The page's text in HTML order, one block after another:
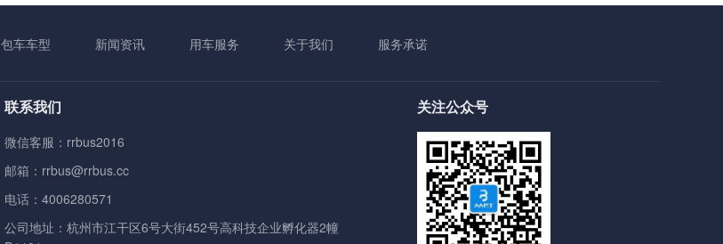
包车车型 新闻资讯 用车服务 关于我们 服务承诺
联系我们
微信客服：rrbus2016
邮箱：rrbus@rrbus.cc
电话：4006280571
公司地址：杭州市江干区6号大街452号高科技企业孵化器2幢
关注公众号